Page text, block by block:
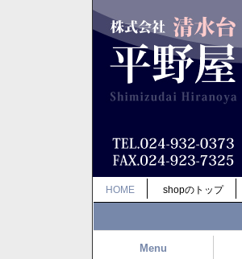
HOME shopのトップ
Menu